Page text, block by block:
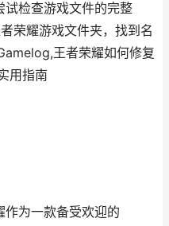
试检查游戏文件的完整
荣耀游戏文件夹，找到名
王者荣耀如何修复
用指南
作为一款备受欢迎的